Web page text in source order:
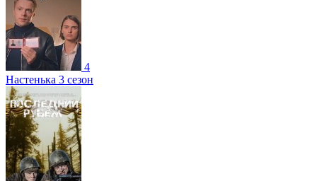
4
Настенька 3 сезон